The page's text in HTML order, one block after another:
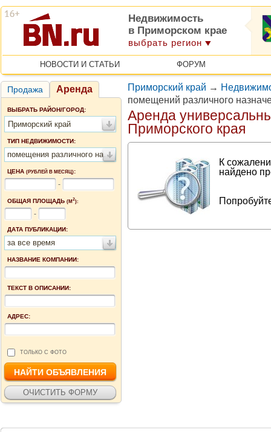
Недвижимость
в Приморском крае
выбрать регион
НОВОСТИ И СТАТЬИ ФОРУМ
Продажа Аренда
ВЫБРАТЬ РАЙОН/ГОРОД:
Приморский край
ТИП НЕДВИЖИМОСТИ:
помещения различного назначения
ЦЕНА (РУБЛЕЙ В МЕСЯЦ):
-
ОБЩАЯ ПЛОЩАДЬ (М2):
-
ДАТА ПУБЛИКАЦИИ:
за все время
НАЗВАНИЕ КОМПАНИИ:
ТЕКСТ В ОПИСАНИИ:
АДРЕС:
ТОЛЬКО С ФОТО
Приморский край →
помещений различного
Аренда
Приморского края
К
найдено